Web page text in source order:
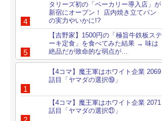
タリーズ初の「ベーカリー導入店」が
新宿にオープン！ 店内焼き立てパン
の実力やいかに!?
【吉野家】1500円の「極旨牛鉄板ステ
ーキ定食」を食べてみた結果 → 味は
絶品だが致命的な弱点が…
【4コマ】魔王軍はホワイト企業 2069
話目「ヤマダの選択⑲」
【4コマ】魔王軍はホワイト企業 2071
話目「ヤマダの選択㉑」